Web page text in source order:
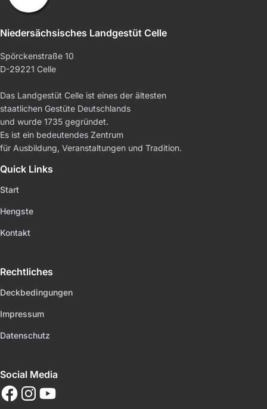
Niedersächsisches Landgestüt Celle
Spörckenstraße 10
D-29221 Celle
Das Landgestüt Celle ist eines der ältesten
staatlichen Gestüte Deutschlands
und wurde 1735 gegründet.
Es ist ein bedeutendes Zentrum
für Ausbildung, Veranstaltungen und Tradition.
Quick Links
Start
Hengste
Kontakt
Rechtliches
Deckbedingungen
Impressum
Datenschutz
Social Media